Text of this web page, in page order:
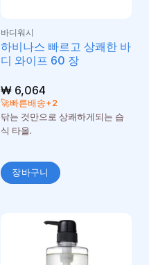
바디워시
하비나스 빠르고 상쾌한 바
디 와이프 60 장
₩6,064
🚀빠른배송+2
닦는 것만으로 상쾌하게되는 습
식 타올.
장바구니